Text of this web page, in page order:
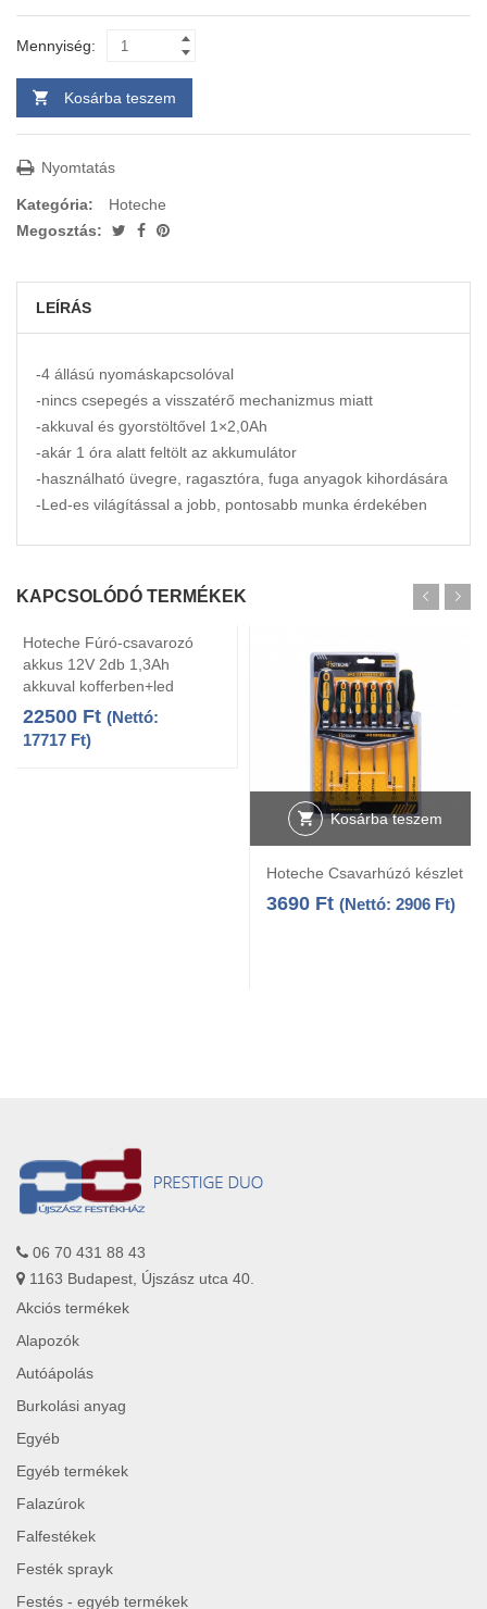
Mennyiség:
Kosárba teszem
Nyomtatás
Kategória:
Hoteche
Megosztás:
LEÍRÁS
-4 állású nyomáskapcsolóval
-nincs csepegés a visszatérő mechanizmus miatt
-akkuval és gyorstöltővel 1×2,0Ah
-akár 1 óra alatt feltölt az akkumulátor
-használható üvegre, ragasztóra, fuga anyagok kihordására
-Led-es világítással a jobb, pontosabb munka érdekében
KAPCSOLÓDÓ TERMÉKEK
Kosárba teszem
Hoteche Fúró-csavarozó
akkus 12V 2db 1,3Ah
akkuval kofferben+led
22500 Ft (Nettó:
17717 Ft)
Kosárba teszem
Hoteche Csavarhúzó készlet
3690 Ft (Nettó: 2906 Ft)
06 70 431 88 43
1163 Budapest, Újszász utca 40.
Akciós termékek
Alapozók
Autóápolás
Burkolási anyag
Egyéb
Egyéb termékek
Falazúrok
Falfestékek
Festék sprayk
Festés - egyéb termékek